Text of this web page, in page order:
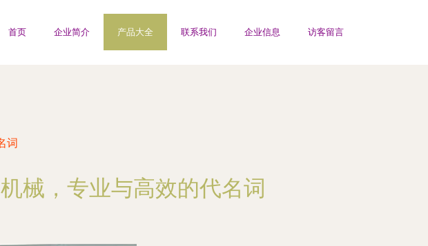
首页 企业简介 产品大全 联系我们 企业信息 访客留言
词
械，专业与高效的代名词